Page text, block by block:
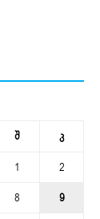
შ კ
1
2
8
9